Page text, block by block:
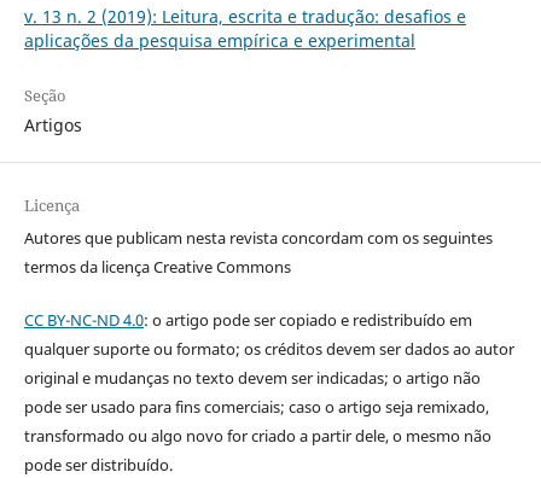
v. 13 n. 2 (2019): Leitura, escrita e tradução: desafios e
aplicações da pesquisa empírica e experimental
Seção
Artigos
Licença
Autores que publicam nesta revista concordam com os seguintes
termos da licença Creative Commons
CC BY-NC-ND 4.0: o artigo pode ser copiado e redistribuído em
qualquer suporte ou formato; os créditos devem ser dados ao autor
original e mudanças no texto devem ser indicadas; o artigo não
pode ser usado para fins comerciais; caso o artigo seja remixado,
transformado ou algo novo for criado a partir dele, o mesmo não
pode ser distribuído.